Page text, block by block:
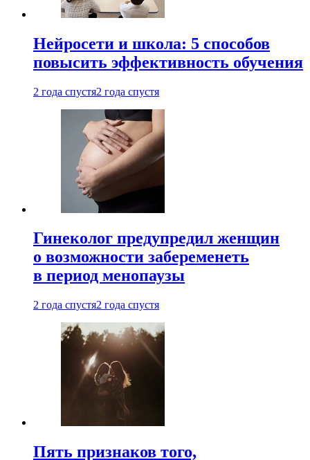
Нейросети и школа: 5 способов
повысить эффективность обучения
2 года спустя2 года спустя
Гинеколог предупредил женщин
о возможности забеременеть
в период менопаузы
2 года спустя2 года спустя
Пять признаков того,